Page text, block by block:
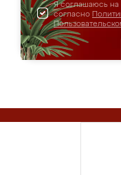
Я соглашаюсь на
согласно